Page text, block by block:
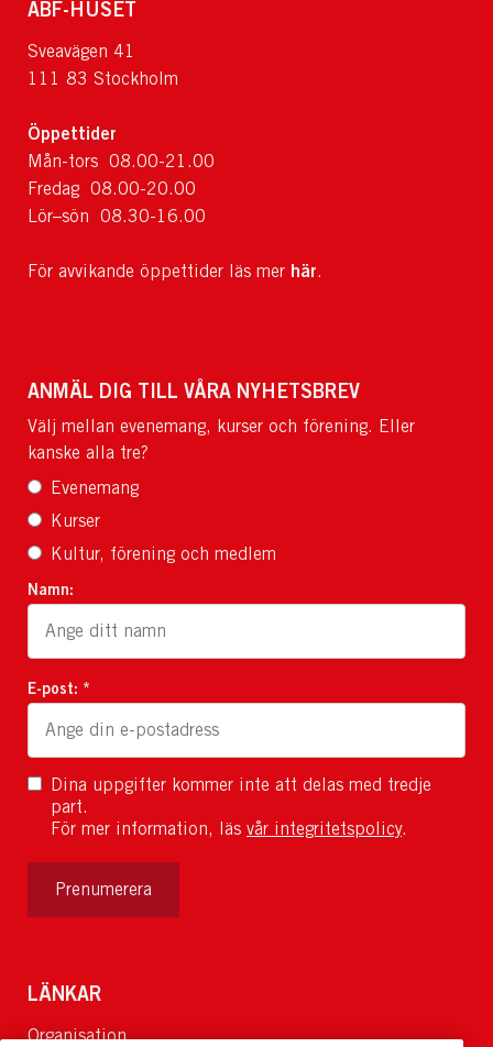
ABF-HUSET
Sveavägen 41
111 83 Stockholm
Öppettider
Mån-tors 08.00-21.00
Fredag 08.00-20.00
Lör–sön 08.30-16.00
För avvikande öppettider läs mer här.
ANMÄL DIG TILL VÅRA NYHETSBREV
Välj mellan evenemang, kurser och förening. Eller
kanske alla tre?
Evenemang
Kurser
Kultur, förening och medlem
Namn:
E-post: *
Dina uppgifter kommer inte att delas med tredje
part.
För mer information, läs vår integritetspolicy.
Prenumerera
LÄNKAR
Organisation